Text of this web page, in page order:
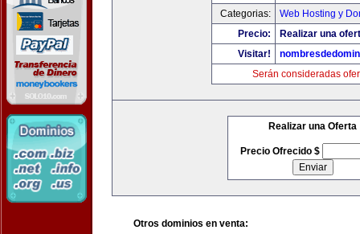
Categorias:
Web Hosting y
Precio:
Realizar una
Visitar!
Serán consideradas
Realizar una Oferta
Precio Ofrecido $
Otros dominios en venta: